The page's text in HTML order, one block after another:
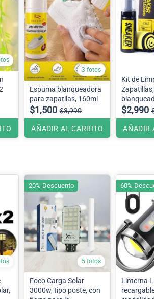
3 fotos
Espuma blanqueadora
para zapatilas, 160ml
$1,500 $3,990
AÑADIR AL CARRITO
Kit de
$2,990
AÑADIR
5 fotos
Foco Carga Solar
3000w, tipo poste, con
20% Descuento
Linterna
60%